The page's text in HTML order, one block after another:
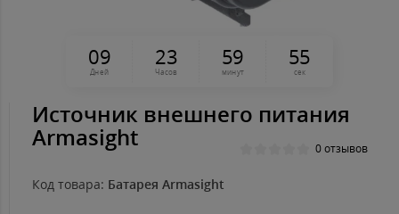
09
Дней
23
Часов
59
минут
55
сек
Источник внешнего питания
Armasight 0 отзывов
Код товара: Батарея Armasight